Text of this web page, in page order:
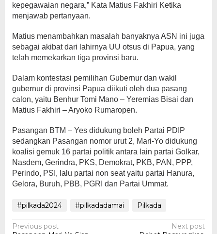
kepegawaian negara,” Kata Matius Fakhiri Ketika
menjawab pertanyaan.
Matius menambahkan masalah banyaknya ASN ini juga
sebagai akibat dari lahirnya UU otsus di Papua, yang
telah memekarkan tiga provinsi baru.
Dalam kontestasi pemilihan Gubernur dan wakil
gubernur di provinsi Papua diikuti oleh dua pasang
calon, yaitu Benhur Tomi Mano – Yeremias Bisai dan
Matius Fakhiri – Aryoko Rumaropen.
Pasangan BTM – Yes didukung boleh Partai PDIP
sedangkan Pasangan nomor urut 2, Mari-Yo didukung
koalisi gemuk 16 partai politik antara lain partai Golkar,
Nasdem, Gerindra, PKS, Demokrat, PKB, PAN, PPP,
Perindo, PSI, lalu partai non seat yaitu partai Hanura,
Gelora, Buruh, PBB, PGRI dan Partai Ummat.
#pilkada2024 #pilkadadamai Pilkada
Post
Previous post
Next post